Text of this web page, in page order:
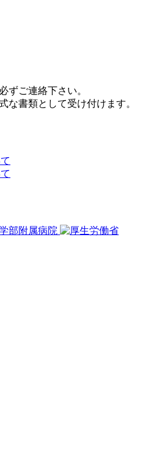
ずご連絡下さい。
な書類として受け付けます。